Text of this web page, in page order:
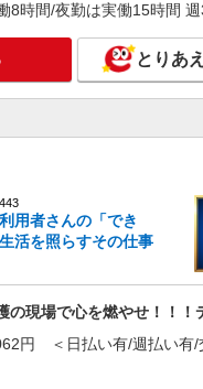
給1450円〜2062円 ＜日払
詳細を
に合うデイサービス
時間/夜勤は実働15時間
とりあ
用者さんの「でき
活を照らすその仕事
現場で心を燃やせ！！！
円 ＜日払い有/週払い有/